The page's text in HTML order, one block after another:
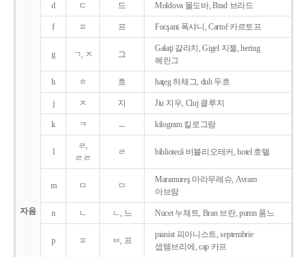
자음
d ㄷ 드 Moldova 몰도바, Brad 브라드
f ㅍ 프 Focşani 폭샤니, Cartof 카르토프
g ㄱ, ㅈ 그
Galaţi 갈라치, Gigel 지젤, hering
헤린그
h ㅎ 흐 haţeg 하체그, duh 두흐
j ㅈ 지 Jiu 지우, Cluj 클루지
k ㅋ ㅡ kilogram 킬로그람
l
ㄹ,
ㄹㄹ
ㄹ bibliotecǎ 비블리오테커, hotel 호텔
m ㅁ ㅁ
Maramureş 마라무레슈, Avram
아브람
n ㄴ ㄴ, 느 Nucet 누체트, Bran 브란, pumn 품느
p ㅍ ㅂ, 프
pianist 피아니스트, septembrie
셉템브리에, cap 카프